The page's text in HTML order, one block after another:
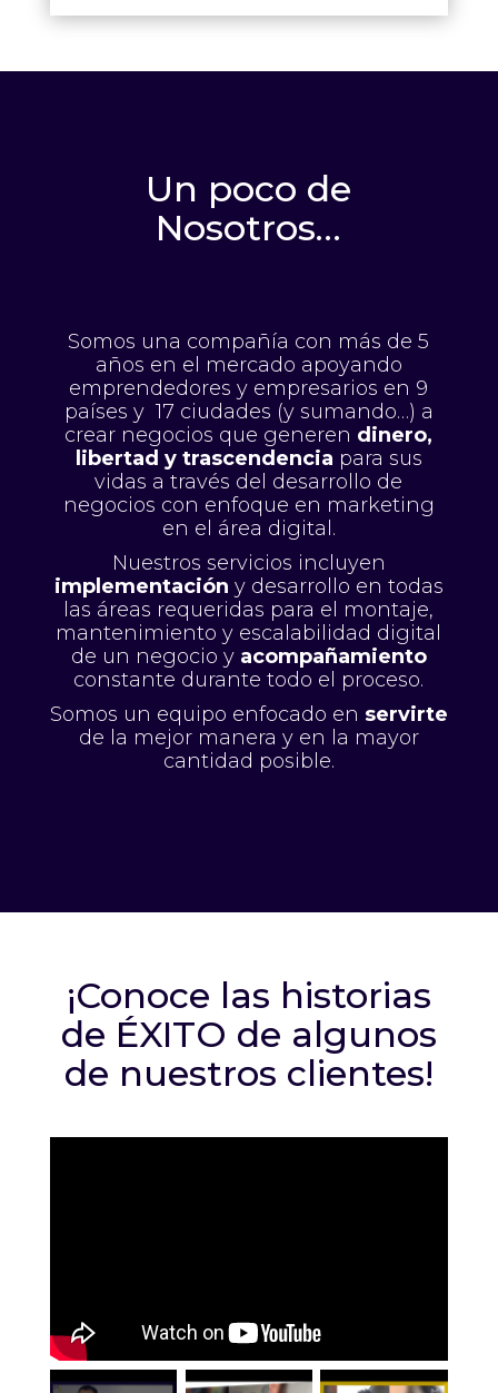
Un poco de
Nosotros…
Somos una compañía con más de 5
años en el mercado apoyando
emprendedores y empresarios en 9
países y 17 ciudades (y sumando…) a
crear negocios que generen dinero,
libertad y trascendencia para sus
vidas a través del desarrollo de
negocios con enfoque en marketing
en el área digital.
Nuestros servicios incluyen
implementación y desarrollo en todas
las áreas requeridas para el montaje,
mantenimiento y escalabilidad digital
de un negocio y acompañamiento
constante durante todo el proceso.
Somos un equipo enfocado en servirte
de la mejor manera y en la mayor
cantidad posible.
¡Conoce las historias
de ÉXITO de algunos
de nuestros clientes!